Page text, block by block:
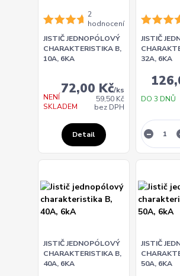
2
hodnocení
JISTIČ JEDNOPÓLOVÝ
CHARAKTERISTIKA B,
10A, 6KA
72,00 Kč/ks
59,50 Kč
bez DPH
NENÍ
SKLADEM
Detail
JISTIČ
32A, 6KA
DO 3 DNŮ
JISTIČ JEDNOPÓLOVÝ
CHARAKTERISTIKA B,
40A, 6KA
JISTIČ
50A, 6KA